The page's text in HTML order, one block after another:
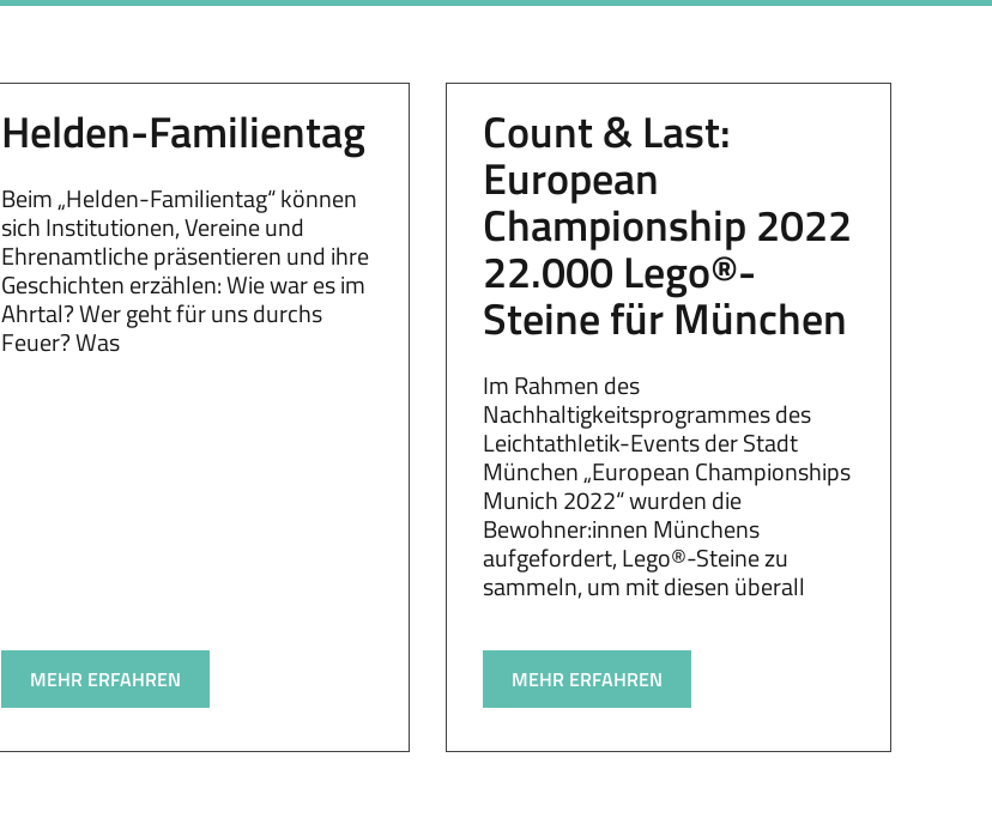
Helden-Familientag
Beim „Helden-Familientag“ können
sich Institutionen, Vereine und
Ehrenamtliche präsentieren und ihre
Geschichten erzählen: Wie war es im
Ahrtal? Wer geht für uns durchs
Feuer? Was
MEHR ERFAHREN
Count & Last:
European
Championship 2022
22.000 Lego®-
Steine für München
Im Rahmen des
Nachhaltigkeitsprogrammes des
Leichtathletik-Events der Stadt
München „European Championships
Munich 2022“ wurden die
Bewohner:innen Münchens
aufgefordert, Lego®-Steine zu
sammeln, um mit diesen überall
MEHR ERFAHREN